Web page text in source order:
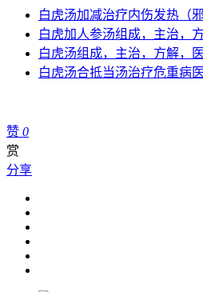
白虎汤加减治疗内伤发热（邪
白虎加人参汤组成，主治，
白虎汤组成，主治，方解，
白虎汤合抵当汤治疗危重病
赞 0
赏
分享